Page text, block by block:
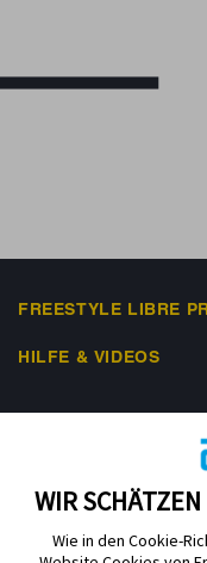
FREESTYLE LIBRE
HILFE & VIDEOS
WIR
Wie in den Cookie-